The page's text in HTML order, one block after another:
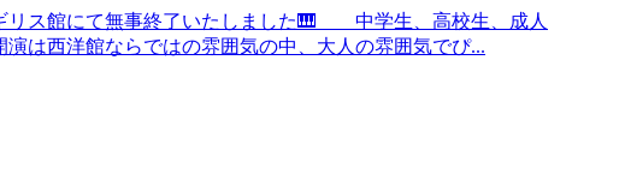
ギリス館にて無事終了いたしました🎹 中学生、高校生、成人
は西洋館ならではの雰囲気の中、大人の雰囲気でぴ...